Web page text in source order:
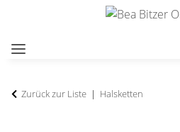
Zurück zur Liste Halsketten